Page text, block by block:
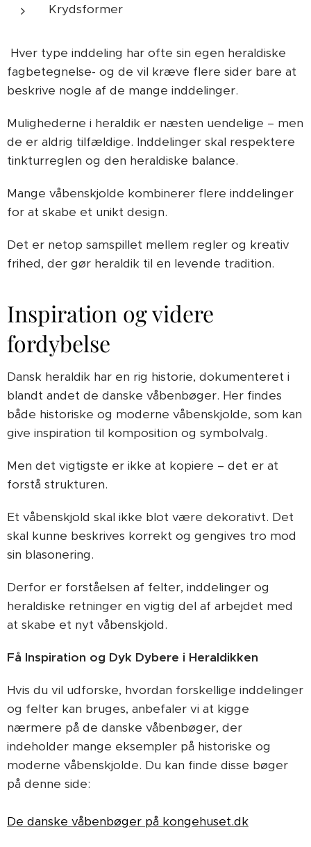
Krydsformer
Hver type inddeling har ofte sin egen heraldiske
fagbetegnelse- og de vil kræve flere sider bare at
beskrive nogle af de mange inddelinger.
Mulighederne i heraldik er næsten uendelige – men
de er aldrig tilfældige. Inddelinger skal respektere
tinkturreglen og den heraldiske balance.
Mange våbenskjolde kombinerer flere inddelinger
for at skabe et unikt design.
Det er netop samspillet mellem regler og kreativ
frihed, der gør heraldik til en levende tradition.
Inspiration og videre
fordybelse
Dansk heraldik har en rig historie, dokumenteret i
blandt andet de danske våbenbøger. Her findes
både historiske og moderne våbenskjolde, som kan
give inspiration til komposition og symbolvalg.
Men det vigtigste er ikke at kopiere – det er at
forstå strukturen.
Et våbenskjold skal ikke blot være dekorativt. Det
skal kunne beskrives korrekt og gengives tro mod
sin blasonering.
Derfor er forståelsen af felter, inddelinger og
heraldiske retninger en vigtig del af arbejdet med
at skabe et nyt våbenskjold.
Få Inspiration og Dyk Dybere i Heraldikken
Hvis du vil udforske, hvordan forskellige inddelinger
og felter kan bruges, anbefaler vi at kigge
nærmere på de danske våbenbøger, der
indeholder mange eksempler på historiske og
moderne våbenskjolde. Du kan finde disse bøger
på denne side:
De danske våbenbøger på kongehuset.dk